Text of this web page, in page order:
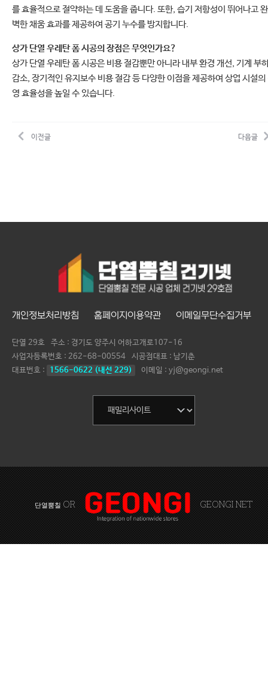
를 효율적으로 절약하는 데 도움을 줍니다. 또한, 습기 저항성이 뛰어나고 완
벽한 채움 효과를 제공하여 공기 누수를 방지합니다.
상가 단열 우레탄 폼 시공의 장점은 무엇인가요?
상가 단열 우레탄 폼 시공은 비용 절감뿐만 아니라 내부 환경 개선, 기계 부
감소, 장기적인 유지보수 비용 절감 등 다양한 이점을 제공하여 상업 시설의
영 효율성을 높일 수 있습니다.
이전글 다음글
개인정보처리방침 홈페이지이용약관 이메일무단수집거부
단열 29호
주소 : 경기도 양주시 어하고개로107-16
사업자등록번호 : 262-68-00554 시공점대표 : 남기춘
대표번호 :
1566-0622 (내선 229) 이메일 : yj@geongi.net
단열뿜칠 OR GEONGI NET